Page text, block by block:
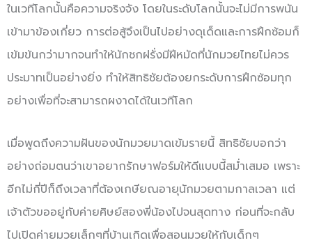
ในเวทีโลกนั้นคือความจริงจัง โดยในระดับโลกนั้นจะไม่มีการพนัน
เข้ามาข้องเกี่ยว การต่อสู้จึงเป็นไปอย่างดุเด็ดและการฝึกซ้อมก็
เข้มข้นกว่ามากจนทำให้นักชกฝรั่งมีฝีหมัดที่นักมวยไทยไม่ควร
ประมาทเป็นอย่างยิ่ง ทำให้สิทธิชัยต้องยกระดับการฝึกซ้อมทุก
อย่างเพื่อที่จะสามารถผงาดได้ในเวทีโลก
เมื่อพูดถึงความฝันของนักมวยมาดเข้มรายนี้ สิทธิชัยบอกว่า
อย่างถ่อมตนว่าเขาอยากรักษาฟอร์มให้ดีแบบนี้สม่ำเสมอ เพราะ
อีกไม่กี่ปีก็ถึงเวลาที่ต้องเกษียณอายุนักมวยตามกาลเวลา แต่
เจ้าตัวขออยู่กับค่ายศิษย์สองพี่น้องไปจนสุดทาง ก่อนที่จะกลับ
ไปเปิดค่ายมวยเล็กๆที่บ้านเกิดเพื่อสอนมวยให้กับเด็กๆ